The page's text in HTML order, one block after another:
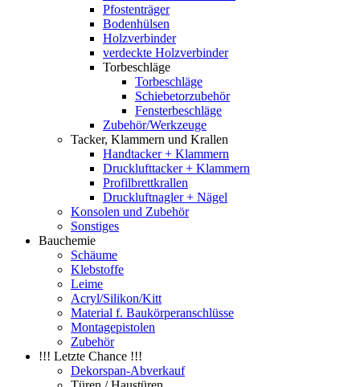
Pfostenträger
Bodenhülsen
Holzverbinder
verdeckte Holzverbinder
Torbeschläge
Torbeschläge
Schiebetorzubehör
Fensterbeschläge
Zubehör/Werkzeuge
Tacker, Klammern und Krallen
Handtacker + Klammern
Drucklufttacker + Klammern
Profilbrettkrallen
Druckluftnagler + Nägel
Konsolen und Zubehör
Sonstiges
Bauchemie
Schäume
Klebstoffe
Leime
Acryl/Silikon/Kitt
Material f. Baukörperanschlüsse
Montagepistolen
Zubehör
!!! Letzte Chance !!!
Dekorspan-Abverkauf